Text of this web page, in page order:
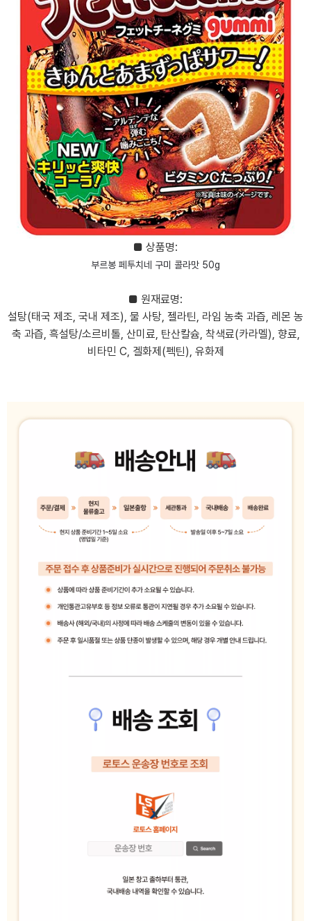
■ 상품명:
부르봉 페투치네 구미 콜라맛 50g
■ 원재료명:
설탕(태국 제조, 국내 제조), 물 사탕, 젤라틴, 라임 농축 과즙, 레몬 농
축 과즙, 흑설탕/소르비톨, 산미료, 탄산칼슘, 착색료(카라멜), 향료,
비타민 C, 겔화제(펙틴), 유화제